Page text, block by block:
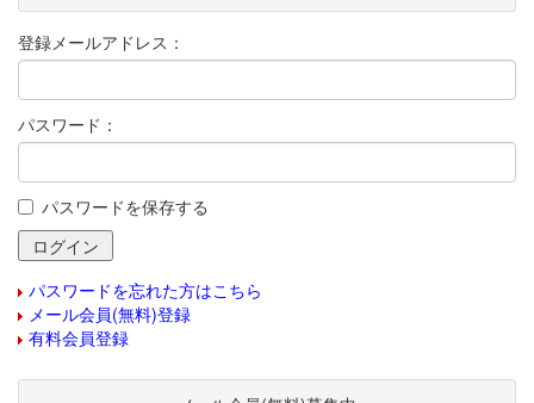
登録メールアドレス：
パスワード：
パスワードを保存する
パスワードを忘れた方はこちら
メール会員(無料)登録
有料会員登録